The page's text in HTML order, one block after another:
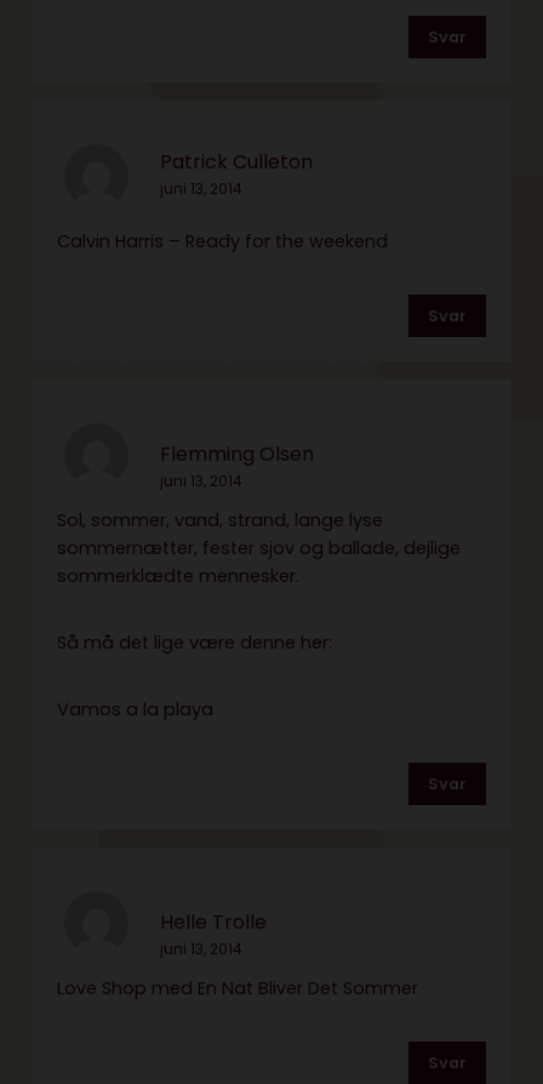
Svar
Patrick Culleton
juni 13, 2014
Calvin Harris – Ready for the weekend
Svar
Flemming Olsen
juni 13, 2014
Sol, sommer, vand, strand, lange lyse
sommernætter, fester sjov og ballade, dejlige
sommerklædte mennesker.
Så må det lige være denne her:
Vamos a la playa
Svar
Helle Trolle
juni 13, 2014
Love Shop med En Nat Bliver Det Sommer
Svar